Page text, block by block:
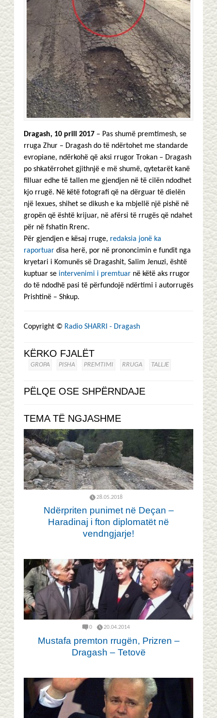
Dragash, 10 prill 2017 – Pas shumë premtimesh, se
rruga Zhur – Dragash do të ndërtohet me standarde
evropiane, ndërkohë që aksi rrugor Trokan – Dragash
po shkatërrohet gjithnjë e më shumë, qytetarët kanë
filluar edhe të tallen me gjendjen në të cilën ndodhet
kjo rrugë. Në këtë fotografi që na dërguar të dielën
një lexues, shihet se dikush e ka mbjellë një pishë në
gropën që është krijuar, në afërsi të rrugës që ndahet
për në fshatin Rrenc.
Për gjendjen e kësaj rruge, redaksia jonë ka
raportuar disa herë, por në prononcimin e fundit nga
kryetari i Komunës së Dragashit, Salim Jenuzi, është
kuptuar se intervenimi i premtuar në këtë aks rrugor
do të ndodhë pasi të përfundojë ndërtimi i autorrugës
Prishtinë – Shkup.
Copyright © Radio SHARRI - Dragash
KËRKO FJALËT
GROPA PISHA PREMTIMI RRUGA TALLJE
PËLQE OSE SHPËRNDAJE
TEMA TË NGJASHME
28.05.2018
Ndërpriten punimet në Deçan –
Haradinaj i fton diplomatët në
vendngjarje!
0 20.04.2014
Mustafa premton rrugën, Prizren –
Dragash – Tetovë